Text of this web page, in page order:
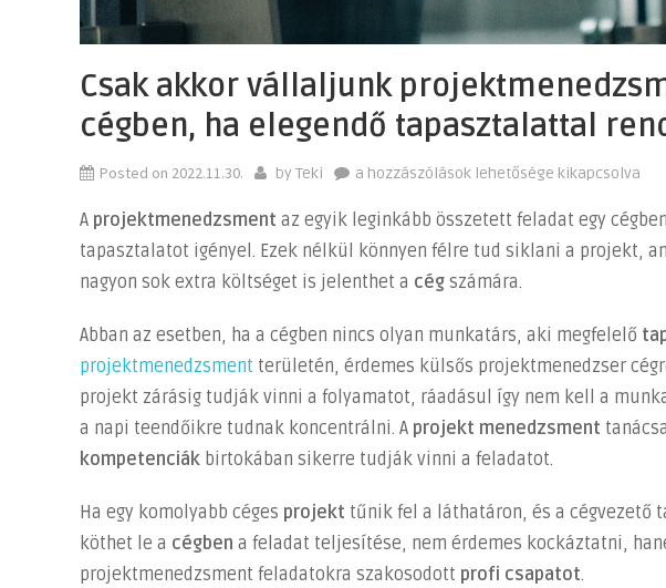
Csak akkor vállaljunk
cégben, ha elegendő tapasztalattal
Posted on 2022.11.30. byTeki
Csak
vállaljunk
projektmenedzsment
feladatokat
cégben,
ha
elegendő
tapasztalattal
rendelkezünk!
a hozzászólások lehetősége kikapcsolva
A projektmenedzsment az egyik leginkább összetett feladat egy
tapasztalatot igényel. Ezek nélkül könnyen félre tud siklani a projekt,
nagyon sok extra költséget is jelenthet a cég számára.
Abban az esetben, ha a cégben nincs olyan munkatárs, aki megfelelő
projektmenedzsment területén, érdemes külsős projektmenedzser
projekt zárásig tudják vinni a folyamatot, ráadásul így nem kell a
a napi teendőikre tudnak koncentrálni. A projekt menedzsment
kompetenciák birtokában sikerre tudják vinni a feladatot.
Ha egy komolyabb céges projekt tűnik fel a láthatáron, és a cégvezető
köthet le a cégben a feladat teljesítése, nem érdemes kockáztatni,
projektmenedzsment feladatokra szakosodott profi csapatot.